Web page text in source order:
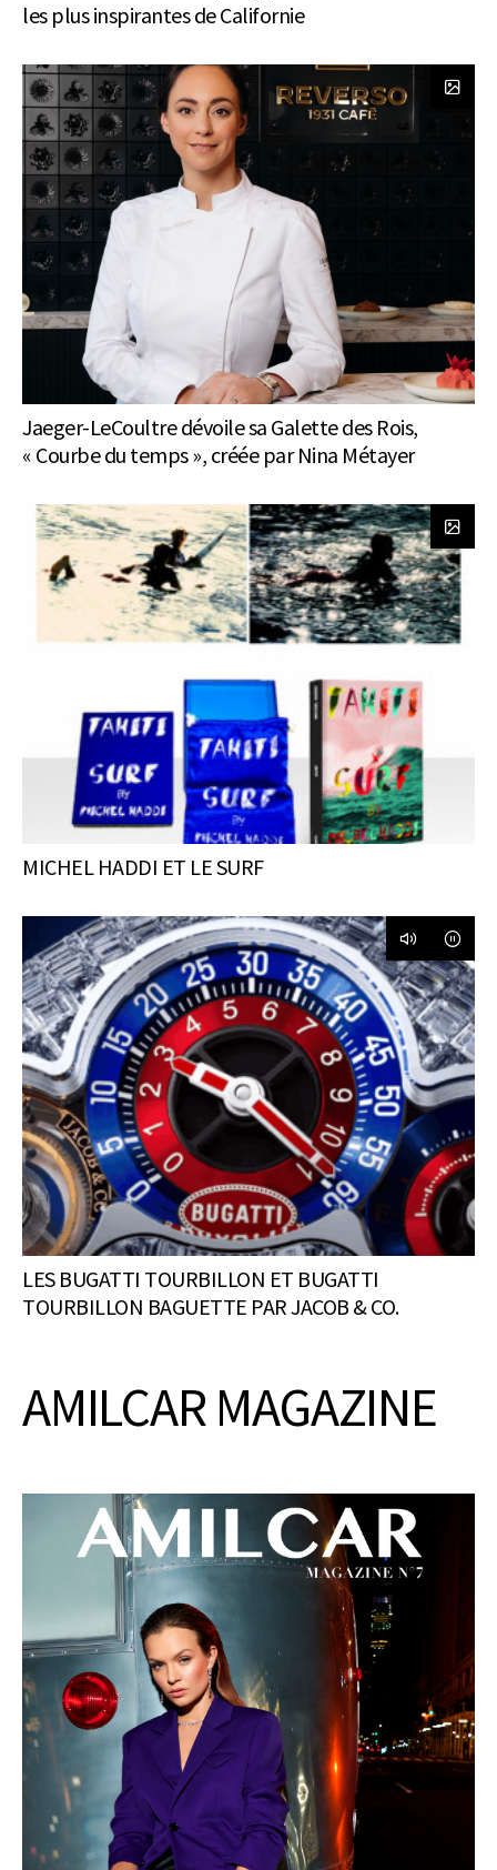
les plus inspirantes de Californie
Jaeger-LeCoultre dévoile sa Galette des Rois,
« Courbe du temps », créée par Nina Métayer
MICHEL HADDI ET LE SURF
LES BUGATTI TOURBILLON ET BUGATTI
TOURBILLON BAGUETTE PAR JACOB & CO.
AMILCAR MAGAZINE